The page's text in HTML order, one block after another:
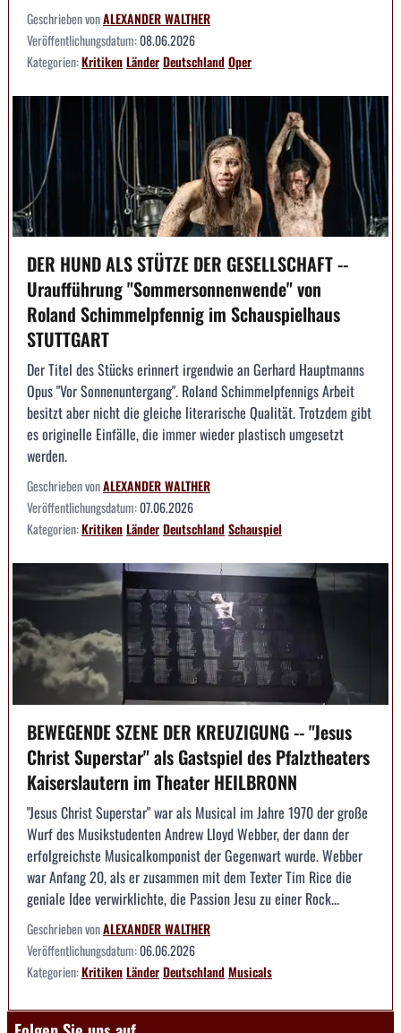
Geschrieben vonALEXANDER WALTHER
Veröffentlichungsdatum:08.06.2026
Kategorien:KritikenLänderDeutschlandOper
DER HUND ALS STÜTZE DER GESELLSCHAFT --
Uraufführung "Sommersonnenwende" von
Roland Schimmelpfennig im Schauspielhaus
STUTTGART
Der Titel des Stücks erinnert irgendwie an Gerhard Hauptmanns
Opus "Vor Sonnenuntergang". Roland Schimmelpfennigs Arbeit
besitzt aber nicht die gleiche literarische Qualität. Trotzdem gibt
es originelle Einfälle, die immer wieder plastisch umgesetzt
werden.
Geschrieben vonALEXANDER WALTHER
Veröffentlichungsdatum:07.06.2026
Kategorien:KritikenLänderDeutschlandSchauspiel
BEWEGENDE SZENE DER KREUZIGUNG -- "Jesus
Christ Superstar" als Gastspiel des Pfalztheaters
Kaiserslautern im Theater HEILBRONN
"Jesus Christ Superstar" war als Musical im Jahre 1970 der große
Wurf des Musikstudenten Andrew Lloyd Webber, der dann der
erfolgreichste Musicalkomponist der Gegenwart wurde. Webber
war Anfang 20, als er zusammen mit dem Texter Tim Rice die
geniale Idee verwirklichte, die Passion Jesu zu einer Rock...
Geschrieben vonALEXANDER WALTHER
Veröffentlichungsdatum:06.06.2026
Kategorien:KritikenLänderDeutschlandMusicals